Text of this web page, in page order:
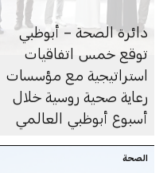
دائرة الصحة – أبوظبي
توقع خمس اتفاقيات
استراتيجية مع مؤسسات
رعاية صحية روسية خلال
أسبوع أبوظبي العالمي
الصحة